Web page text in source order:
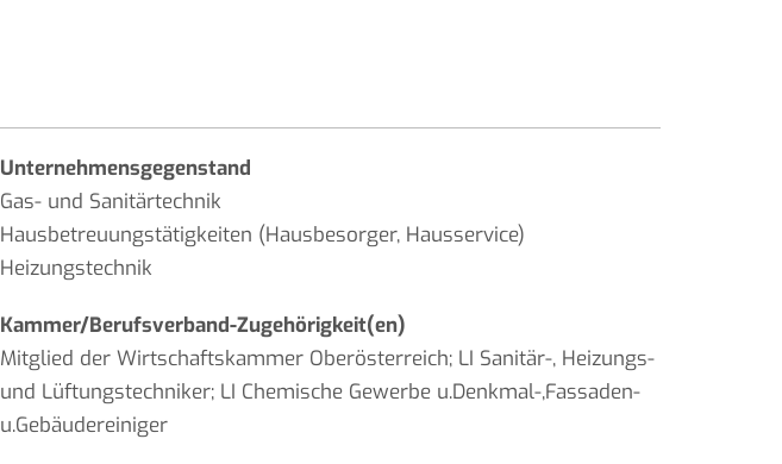
Unternehmensgegenstand
Gas- und Sanitärtechnik
Hausbetreuungstätigkeiten (Hausbesorger, Hausservice)
Heizungstechnik
Kammer/Berufsverband-Zugehörigkeit(en)
Mitglied der Wirtschaftskammer Oberösterreich; LI Sanitär-, Heizungs-
und Lüftungstechniker; LI Chemische Gewerbe u.Denkmal-,Fassaden-
u.Gebäudereiniger